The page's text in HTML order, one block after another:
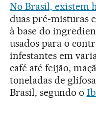
No Brasil, existem
duas pré-misturas
à base do
usados para o
infestantes em
café até feijão,
toneladas de
Brasil, segundo o